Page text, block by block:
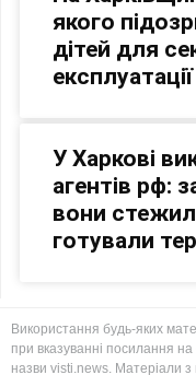
якого
дітей для
експлуатації
У Харкові
агентів рф:
вони
готували
Використання будь-яких
при вказуванні посилання
назви visti.news. Матеріали з